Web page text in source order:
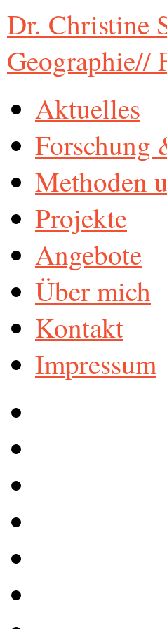
Dr. Christine
Geographie//
Aktuelles
Forschung
Methoden
Projekte
Angebote
Über mich
Kontakt
Impressum